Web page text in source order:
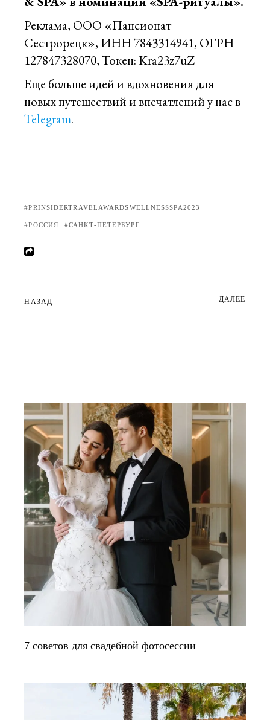
Реклама, ООО «Пансионат
Сестрорецк», ИНН 7843314941, ОГРН
127847328070, Токен: Kra23z7uZ
Еще больше идей и вдохновения для
новых путешествий и впечатлений у нас в
Telegram.
PRINSIDERTRAVELAWARDSWELLNESSSPA2023
РОССИЯ САНКТ-ПЕТЕРБУРГ
НАЗАД ДАЛЕЕ
7 советов для свадебной фотосессии